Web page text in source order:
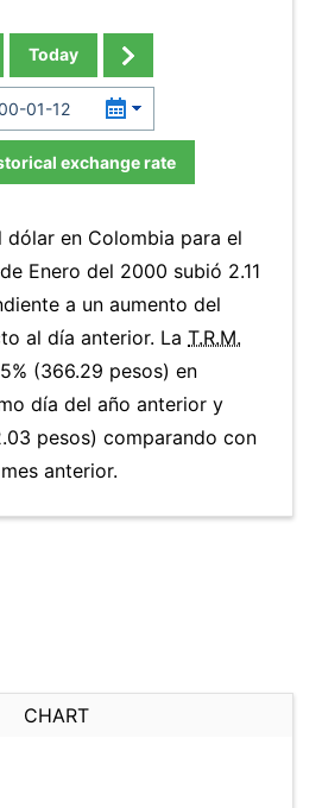
Today
exchange rate
en Colombia para el
Enero del 2000 subió 2.11
a un aumento del
al día anterior. La T.R.M.
(366.29 pesos) en
día del año anterior y
pesos) comparando con
anterior.
CHART